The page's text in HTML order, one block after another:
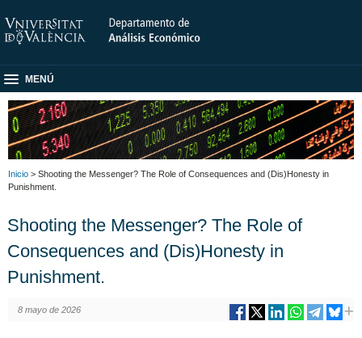
MENÚ
Inicio > Shooting the Messenger? The Role of Consequences and (Dis)Honesty in
Punishment.
Shooting the Messenger? The Role of
Consequences and (Dis)Honesty in
Punishment.
8 mayo de 2026